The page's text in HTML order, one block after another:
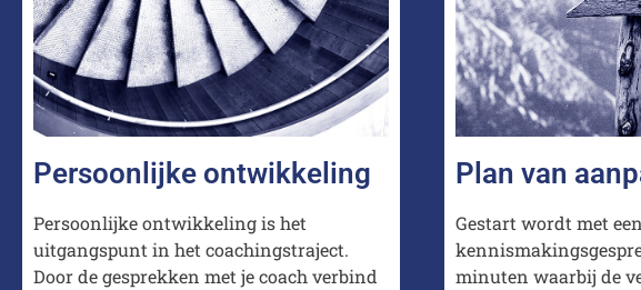
Persoonlijke ontwikkeling
Persoonlijke ontwikkeling is het
uitgangspunt in het coachingstraject.
Door de gesprekken met je coach verbind
Plan van
Gestart wordt met een
minuten waarbij de